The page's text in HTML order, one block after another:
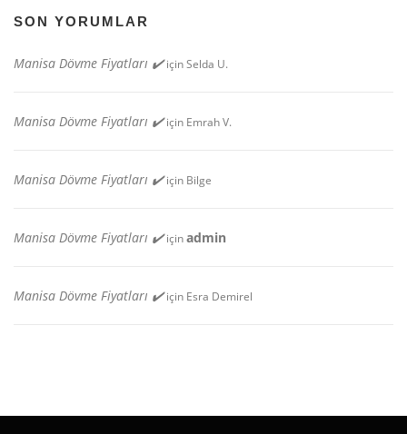
SON YORUMLAR
Manisa Dövme Fiyatları ✔️içinSelda U.
Manisa Dövme Fiyatları ✔️için Emrah V.
Manisa Dövme Fiyatları ✔️için Bilge
Manisa Dövme Fiyatları ✔️içinadmin
Manisa Dövme Fiyatları ✔️için Esra Demirel